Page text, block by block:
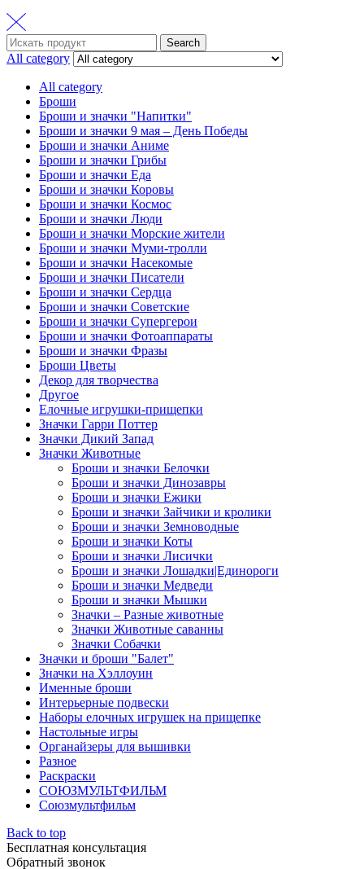
Search
for:
Search
All category
All category
Броши
Броши и значки "Напитки"
Броши и значки 9 мая – День Победы
Броши и значки Аниме
Броши и значки Грибы
Броши и значки Еда
Броши и значки Коровы
Броши и значки Космос
Броши и значки Люди
Броши и значки Морские жители
Броши и значки Муми-тролли
Броши и значки Насекомые
Броши и значки Писатели
Броши и значки Сердца
Броши и значки Советские
Броши и значки Супергерои
Броши и значки Фотоаппараты
Броши и значки Фразы
Броши Цветы
Декор для творчества
Другое
Елочные игрушки-прищепки
Значки Гарри Поттер
Значки Дикий Запад
Значки Животные
Броши и значки Белочки
Броши и значки Динозавры
Броши и значки Ежики
Броши и значки Зайчики и кролики
Броши и значки Земноводные
Броши и значки Коты
Броши и значки Лисички
Броши и значки Лошадки|Единороги
Броши и значки Медведи
Броши и значки Мышки
Значки – Разные животные
Значки Животные саванны
Значки Собачки
Значки и броши "Балет"
Значки на Хэллоуин
Именные броши
Интерьерные подвески
Наборы елочных игрушек на прищепке
Настольные игры
Органайзеры для вышивки
Разное
Раскраски
СОЮЗМУЛЬТФИЛЬМ
Союзмультфильм
Back to top
Бесплатная консультация
Обратный звонок